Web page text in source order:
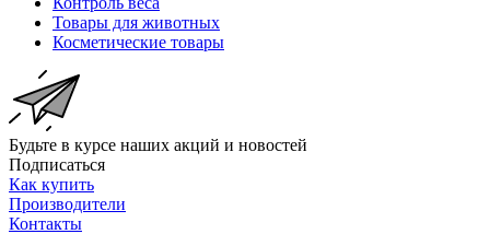
Товары для животных
Косметические товары
Будьте в курсе наших акций и новостей
Подписаться
Как купить
Производители
Контакты